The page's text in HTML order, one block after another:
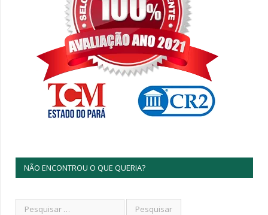
NÃO ENCONTROU O QUE QUERIA?